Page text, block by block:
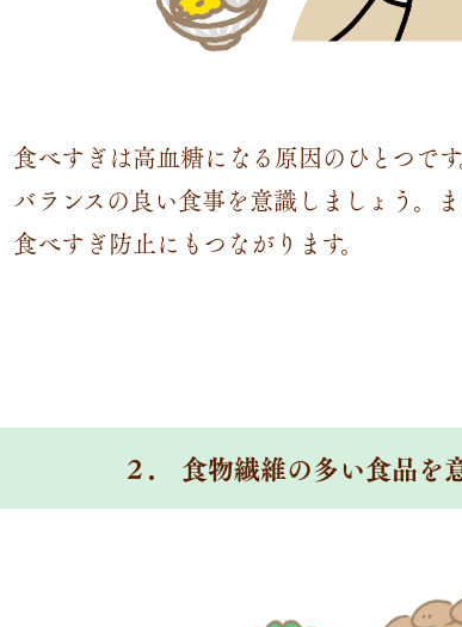
食べすぎは高血糖になる原因のひとつで
バランスの良い食事を意識しましょう。
食べすぎ防止にもつながります。
２. 食物繊維の多い食品を